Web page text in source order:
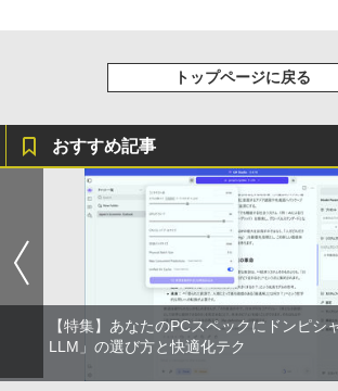
トップページに戻る
おすすめ記事
【特集】あなたのPCスペックにドンピシ
LLM」の選び方と快適化テク